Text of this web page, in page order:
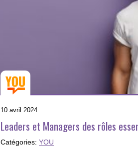
10 avril 2024
Leaders et Managers des rôles
Catégories: YOU